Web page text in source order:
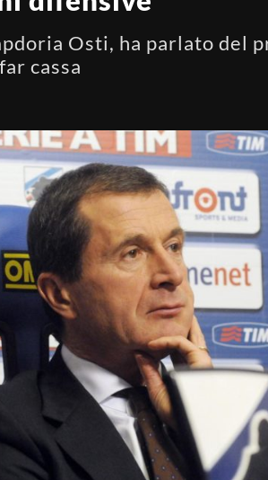
Osti, ha parlato del
cassa